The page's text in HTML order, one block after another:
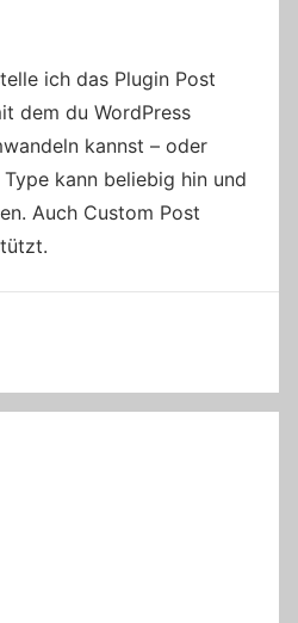
ich das Plugin Post
dem du WordPress
kannst – oder
kann beliebig hin und
Auch Custom Post